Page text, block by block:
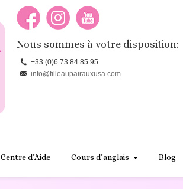
Nous sommes à votre disposition:
+33.(0)6 73 84 85 95
info@filleaupairauxusa.com
Centre d’Aide Cours d’anglais Blog